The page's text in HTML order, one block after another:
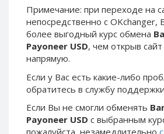
Примечание: при переходе на
непосредственно c OKchanger,
более выгодный курс обмена
Payoneer USD, чем открыв
напрямую.
Если у Вас есть какие-либо
обратитесь в службу
Если Вы не смогли обменять
Payoneer USD с выбранным
Paxum USD
Paxum EUR
Epay USD
Epay EUR
Phone Balance RUB
Phone Balance UAH
Phone Balance AMD
Neteller USD